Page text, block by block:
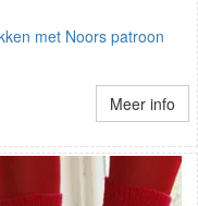
met Noors patroon
Meer info